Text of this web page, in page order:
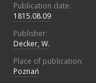
Publication date:
1815.08.09
Publisher:
Decker, W.
Place of publication:
Poznań